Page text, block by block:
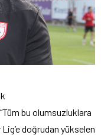
bu olumsuzluklara
doğrudan yükselen